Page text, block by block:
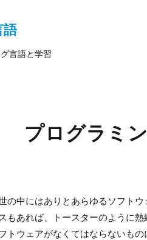
言語と学習
プログラミ
の中にはありとあらゆるソフト
もあれば、トースターのように
トウェアがなくてはならないも